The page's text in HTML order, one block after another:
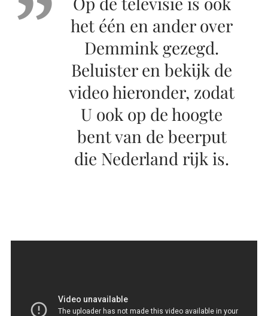
het één en ander over
Demmink gezegd.
Beluister en bekijk de
video hieronder, zodat
U ook op de hoogte
bent van de beerput
die Nederland rijk is.